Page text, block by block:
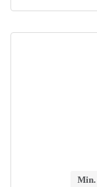
Min.